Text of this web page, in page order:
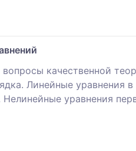
качественной
Линейные уравнения
уравнения